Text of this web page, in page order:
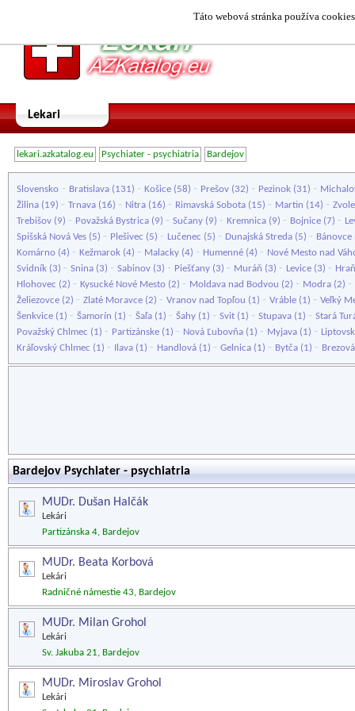
Táto webová stránka používa
Lekari
lekari.azkatalog.eu Psychiater - psychiatria Bardejov
Slovensko - Bratislava (131) - Košice (58) - Prešov (32) - Pezinok (31) -
Žilina (19) - Trnava (16) - Nitra (16) - Rimavská Sobota (15) - Martin (14) -
Trebišov (9) - Považská Bystrica (9) - Sučany (9) - Kremnica (9) - Bojnice (7) -
Spišská Nová Ves (5) - Plešivec (5) - Lučenec (5) - Dunajská Streda (5) - Bánovce
Komárno (4) - Kežmarok (4) - Malacky (4) - Humenné (4) - Nové Mesto nad
Svidník (3) - Snina (3) - Sabinov (3) - Piešťany (3) - Muráň (3) - Levice (3) - Hraň
Hlohovec (2) - Kysucké Nové Mesto (2) - Moldava nad Bodvou (2) - Modra (2) -
Želiezovce (2) - Zlaté Moravce (2) - Vranov nad Topľou (1) - Vráble (1) - Veľký
Šenkvice (1) - Šamorín (1) - Šaľa (1) - Šahy (1) - Svit (1) - Stupava (1) - Stará
Považský Chlmec (1) - Partizánske (1) - Nová Ľubovňa (1) - Myjava (1) -
Kráľovský Chlmec (1) - Ilava (1) - Handlová (1) - Gelnica (1) - Bytča (1) -
Bardejov Psychiater - psychiatria
MUDr. Dušan Halčák
Lekári
Partizánska 4, Bardejov
MUDr. Beata Korbová
Lekári
Radničné námestie 43, Bardejov
MUDr. Milan Grohol
Lekári
Sv. Jakuba 21, Bardejov
MUDr. Miroslav Grohol
Lekári